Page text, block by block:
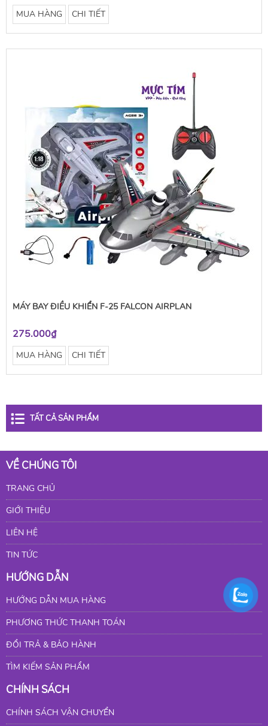
MUA HÀNG CHI TIẾT
MÁY BAY ĐIỀU KHIỂN F-25 FALCON AIRPLAN
275.000₫
MUA HÀNG CHI TIẾT
TẤT CẢ SẢN PHẨM
VỀ CHÚNG TÔI
TRANG CHỦ
GIỚI THIỆU
LIÊN HỆ
TIN TỨC
HƯỚNG DẪN
HƯỚNG DẪN MUA HÀNG
PHƯƠNG THỨC THANH TOÁN
ĐỔI TRẢ & BẢO HÀNH
TÌM KIẾM SẢN PHẨM
CHÍNH SÁCH
CHÍNH SÁCH VẬN CHUYỂN